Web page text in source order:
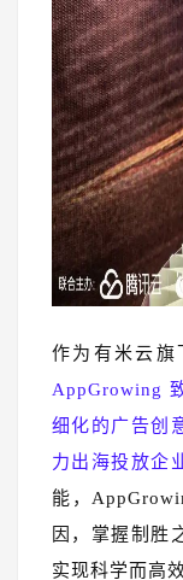
作为有米云旗
AppGrowing
细化的广告创
力出海投放企
能，
因，掌握制胜
实现科学而高